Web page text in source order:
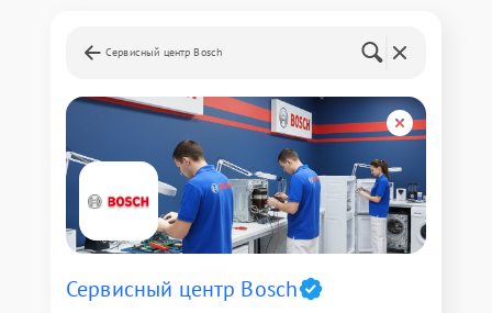
Сервисный центр Bosch
Сервисный центр Bosch